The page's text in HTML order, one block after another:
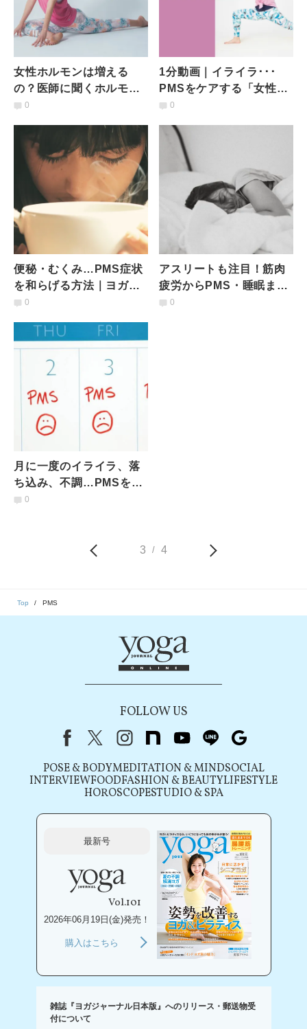
女性ホルモンは増える
の？医師に聞くホルモン
に関する５つの疑問
0
1分動画｜イライラ･･･
PMSをケアする「女性ホ
ルモン」ヨガメソッド
0
便秘・むくみ…PMS症状
を和らげる方法｜ヨガと
植物療法で「女性悩み」
0
アスリートも注目！筋肉
疲労からPMS・睡眠まで
ケアする「エプソムソル
0
月に一度のイライラ、落
ち込み、不調…PMSを和
らげるメソッド記事5選
0
3 / 4
Top PMS
FOLLOW US
FacebookX（旧Twitter）
instagram
note youtubeline
POSE & BODYMEDITATION & MINDSOCIAL
INTERVIEWFOODFASHION & BEAUTYLIFESTYLE
HOROSCOPESTUDIO & SPA
最新号
Vol.101
2026年06月19日(金)発売！
購入はこちら
雑誌『ヨガジャーナル日本版』へのリリース・郵送物受
付について